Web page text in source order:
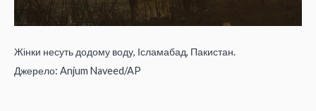
Жінки несуть додому воду, Ісламабад, Пакистан.
Джерело: Anjum Naveed/AP